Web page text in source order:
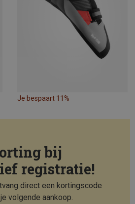
Je bespaart 11%
bij
registratie!
direct een kortingscode
volgende aankoop.